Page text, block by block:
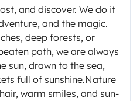
and discover. We do it
and the magic.
deep forests, or
path, we are always
sun, drawn to the sea,
full of sunshine.Nature
warm smiles, and sun-